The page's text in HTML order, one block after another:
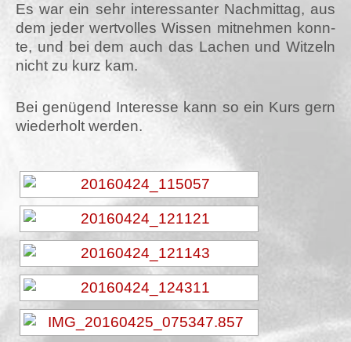
Es war ein sehr inter­es­san­ter Nach­mit­tag, aus
dem jeder wert­vol­les Wis­sen mit­neh­men konn­
te, und bei dem auch das Lachen und Wit­zeln
nicht zu kurz kam.
Bei genü­gend Inter­es­se kann so ein Kurs gern
wie­der­holt werden.